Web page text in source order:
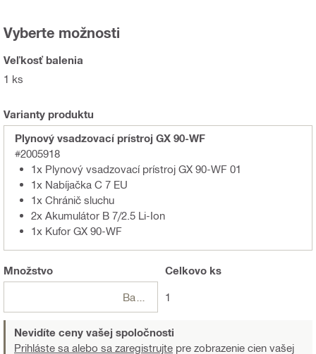
Vyberte možnosti
Veľkosť balenia
1 ks
Varianty produktu
Plynový vsadzovací prístroj GX 90-WF
#2005918
1x Plynový vsadzovací prístroj GX 90-WF 01
1x Nabíjačka C 7 EU
1x Chránič sluchu
2x Akumulátor B 7/2.5 Li-Ion
1x Kufor GX 90-WF
Množstvo Celkovo ks
1
Nevidíte ceny vašej spoločnosti
Prihláste sa alebo sa zaregistrujte pre zobrazenie cien vašej